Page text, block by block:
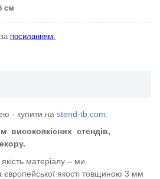
см
посиланням.
- купити на stend-tb.com.
високоякісних стендів,
матеріалу – ми
європейської якості товщиною 3 мм